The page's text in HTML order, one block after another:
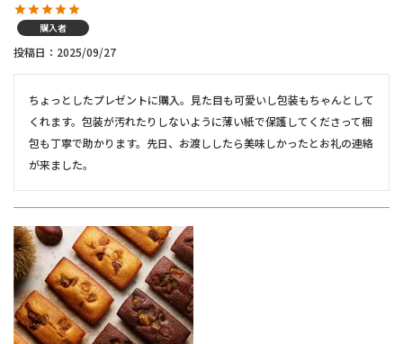
購入者
投稿日 2025/09/27
ちょっとしたプレゼントに購入。見た目も可愛いし包装もちゃんとして
くれます。包装が汚れたりしないように薄い紙で保護してくださって梱
包も丁寧で助かります。先日、お渡ししたら美味しかったとお礼の連絡
が来ました。